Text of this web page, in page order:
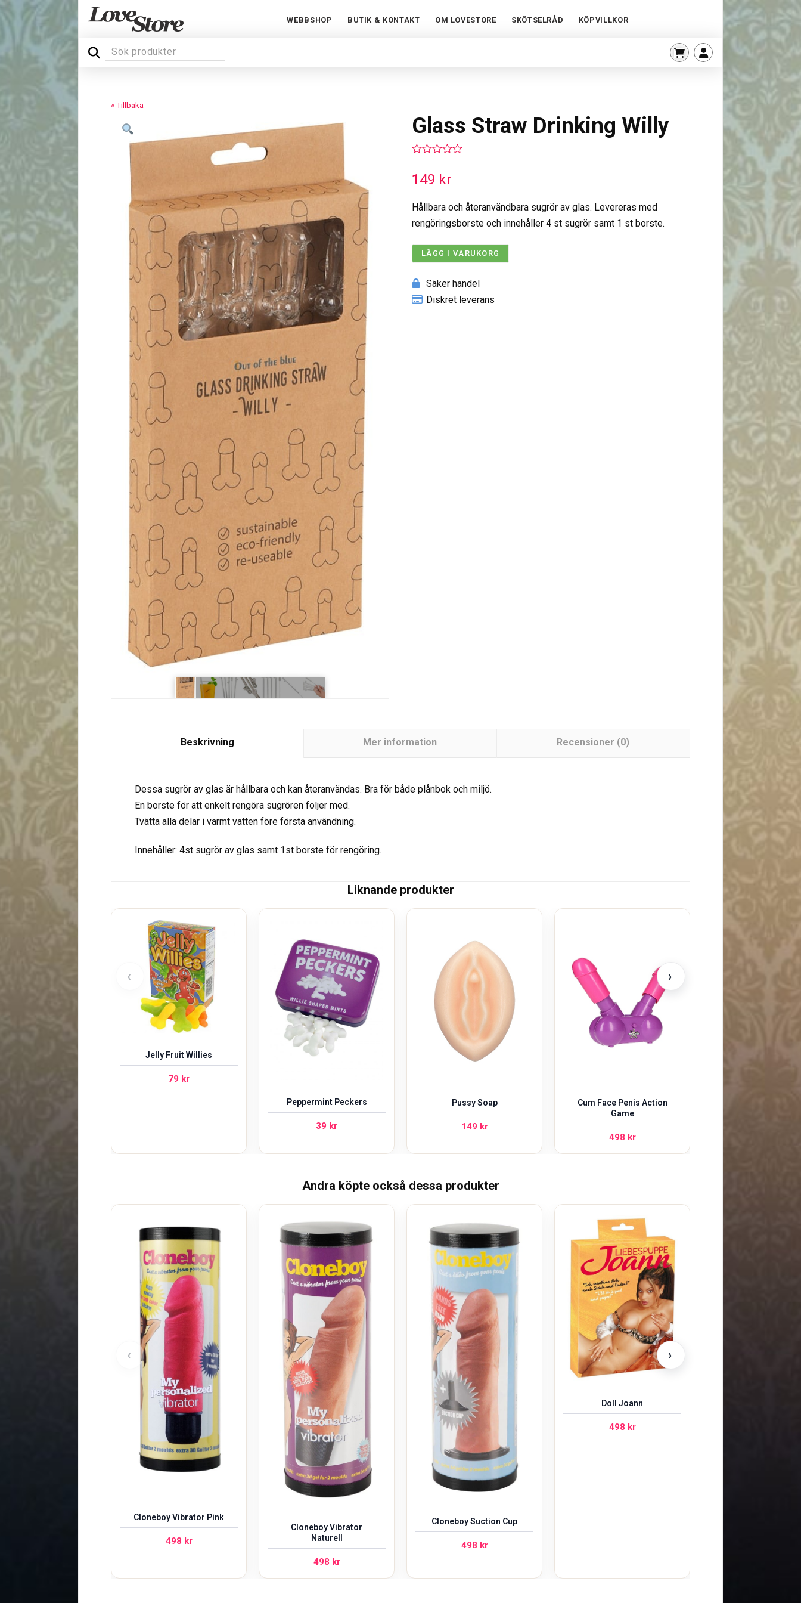
WEBBSHOP BUTIK & KONTAKT OM LOVESTORE SKÖTSELRÅD KÖPVILLKOR
« Tillbaka
Glass Straw Drinking Willy
out
149 kr
Hållbara och återanvändbara sugrör av glas. Levereras med
rengöringsborste och innehåller 4 st sugrör samt 1 st borste.
LÄGG I VARUKORG
Säker handel
Diskret leverans
Beskrivning Mer information Recensioner (0)
Dessa sugrör av glas är hållbara och kan återanvändas. Bra för både plånbok och miljö.
En borste för att enkelt rengöra sugrören följer med.
Tvätta alla delar i varmt vatten före första användning.
Innehåller: 4st sugrör av glas samt 1st borste för rengöring.
Liknande produkter
‹
Jelly Fruit Willies
79 kr
Peppermint Peckers
39 kr
Pussy Soap
149 kr
Cum Face Penis Action
Game
498 kr
›
Andra köpte också dessa produkter
‹
Cloneboy Vibrator Pink
498 kr
Cloneboy Vibrator
Naturell
498 kr
Cloneboy Suction Cup
498 kr
Doll Joann
498 kr
›